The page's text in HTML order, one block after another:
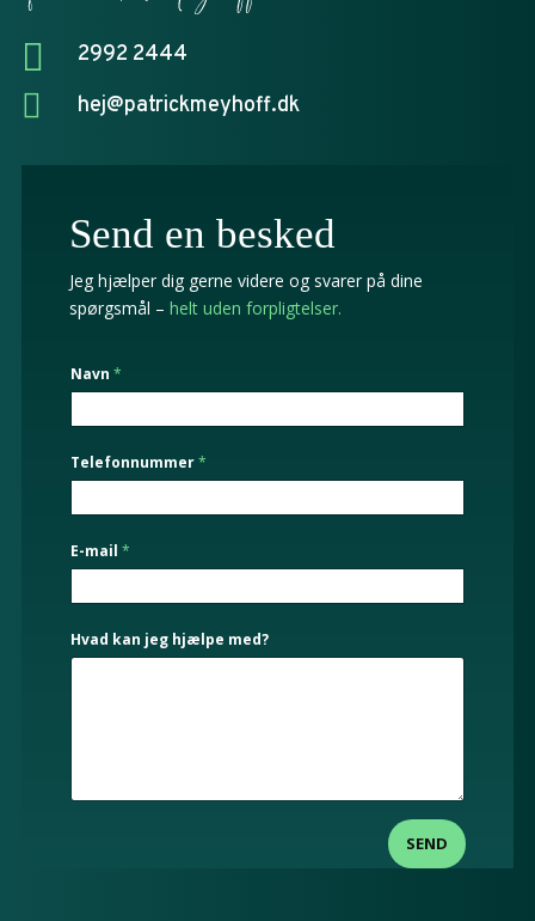
 2992 2444
 hej@patrickmeyhoff.dk
Send en besked
Jeg hjælper dig gerne videre og svarer på dine
spørgsmål – helt uden forpligtelser.
m
d
m
d
Navn *
Telefonnummer*
E-mail *
Hvad kan jeg hjælpe med?
SEND